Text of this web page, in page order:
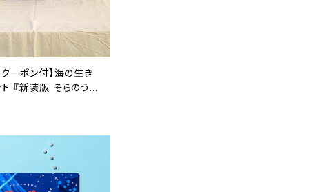
ーポン付】海の生き
『新装版 そらのうえ